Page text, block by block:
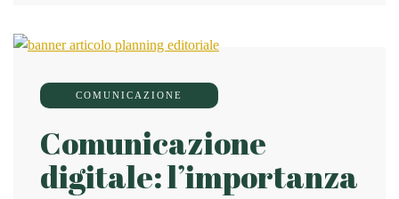
COMUNICAZIONE
Comunicazione
digitale: l’importanza